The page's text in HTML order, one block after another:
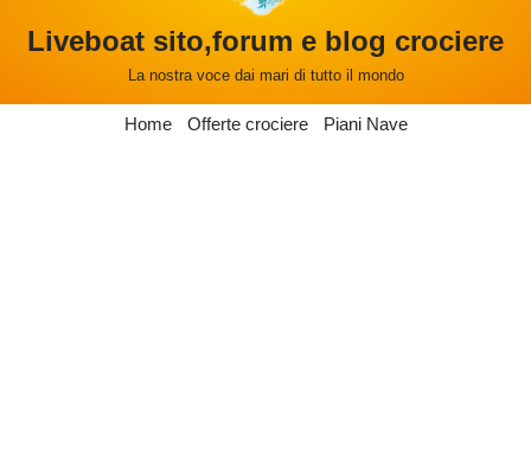
Liveboat sito,forum e blog crociere
La nostra voce dai mari di tutto il mondo
Home Offerte crociere Piani Nave